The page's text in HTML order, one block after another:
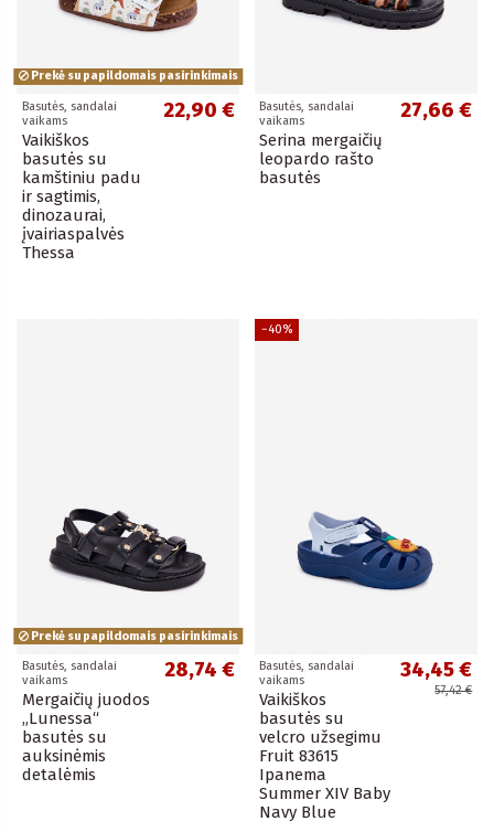
Prekė su papildomais pasirinkimais
Basutės, sandalai
vaikams
Vaikiškos
basutės su
kamštiniu padu
ir sagtimis,
dinozaurai,
įvairiaspalvės
Thessa
22,90 €
Basutės, sandalai
vaikams
Serina mergaičių
leopardo rašto
basutės
27,66 €
Prekė su papildomais pasirinkimais
Basutės, sandalai
vaikams
Mergaičių juodos
„Lunessa“
basutės su
auksinėmis
detalėmis
28,74 €
−40%
Basutės, sandalai
vaikams
Vaikiškos
basutės su
velcro užsegimu
Fruit 83615
Ipanema
Summer XIV Baby
Navy Blue
34,45 €
57,42 €